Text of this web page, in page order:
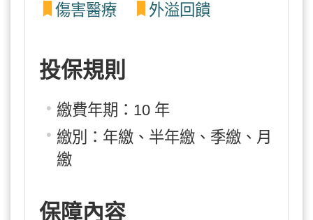
傷害醫療
外溢回饋
投保規則
繳費年期：10 年
繳別：年繳、半年繳、季繳、月
繳
保障內容